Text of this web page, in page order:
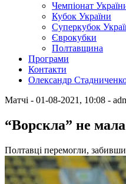
Чемпіонат
Кубок України
Суперкубок
Єврокубки
Полтавщина
Програми
Контакти
Олександр
Матчі - 01-08-2021, 10:08 -
“Ворскла” не
Полтавці перемогли,